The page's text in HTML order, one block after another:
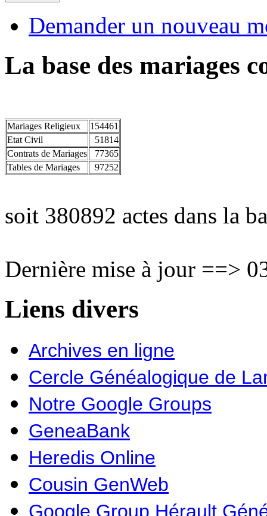
Demander un nouveau
La base des mariages
Mariages Religieux
154461
Etat Civil
51814
Contrats de Mariages
77365
Tables de Mariages
97252
soit 380892 actes dans la
Dernière mise à jour ==>
Liens divers
Archives en ligne
Cercle Généalogique de
Notre Google Groups
GeneaBank
Heredis Online
Cousin GenWeb
Google Group Hérault